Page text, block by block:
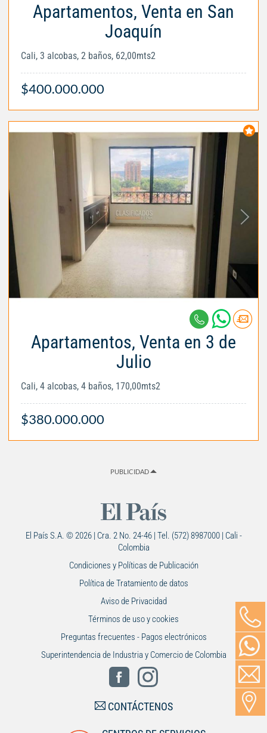
Apartamentos, Venta en San
Joaquín
Cali, 3 alcobas, 2 baños, 62,00mts2
$400.000.000
Apartamentos, Venta en 3 de
Julio
Cali, 4 alcobas, 4 baños, 170,00mts2
$380.000.000
PUBLICIDAD
El País S.A. © 2026 | Cra. 2 No. 24-46 | Tel. (572) 8987000 | Cali -
Colombia
Condiciones y Políticas de Publicación
Política de Tratamiento de datos
Aviso de Privacidad
Términos de uso y cookies
Preguntas frecuentes - Pagos electrónicos
Superintendencia de Industria y Comercio de Colombia
CONTÁCTENOS